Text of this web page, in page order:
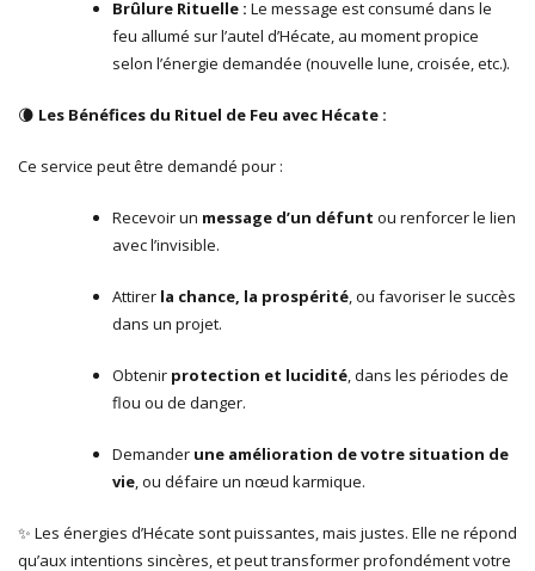
Brûlure Rituelle : Le message est consumé dans le
feu allumé sur l’autel d’Hécate, au moment propice
selon l’énergie demandée (nouvelle lune, croisée, etc.).
🌘 Les Bénéfices du Rituel de Feu avec Hécate :
Ce service peut être demandé pour :
Recevoir un message d’un défunt ou renforcer le lien
avec l’invisible.
Attirer la chance, la prospérité, ou favoriser le succès
dans un projet.
Obtenir protection et lucidité, dans les périodes de
flou ou de danger.
Demander une amélioration de votre situation de
vie, ou défaire un nœud karmique.
✨ Les énergies d’Hécate sont puissantes, mais justes. Elle ne répond
qu’aux intentions sincères, et peut transformer profondément votre